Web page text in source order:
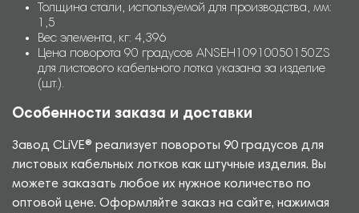
Толщина стали, используемой для производства, мм:
1,5
Вес элемента, кг: 4,396
Цена поворота 90 градусов ANSEH10910050150ZS
для листового кабельного лотка указана за изделие
(шт.).
Особенности заказа и доставки
Завод CLiVE® реализует повороты 90 градусов для
листовых кабельных лотков как штучные изделия. Вы
можете заказать любое их нужное количество по
оптовой цене. Оформляйте заказ на сайте, нажимая